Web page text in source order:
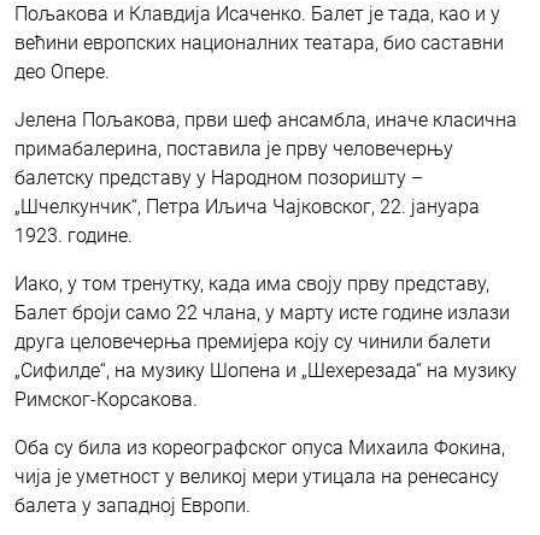
Пољакова и Клавдија Исаченко. Балет је тада, као и у
већини европских националних театара, био саставни
део Опере.
Јелена Пољакова, први шеф ансамбла, иначе класична
примабалерина, поставила је прву человечерњу
балетску представу у Народном позоришту –
„Шчелкунчик“, Петра Иљича Чајковског, 22. јануара
1923. године.
Иако, у том тренутку, када има своју прву представу,
Балет броји само 22 члана, у марту исте године излази
друга целовечерња премијера коју су чинили балети
„Сифилде“, на музику Шопена и „Шехерезада“ на музику
Римског-Корсакова.
Оба су била из кореографског опуса Михаила Фокина,
чија је уметност у великој мери утицала на ренесансу
балета у западној Европи.